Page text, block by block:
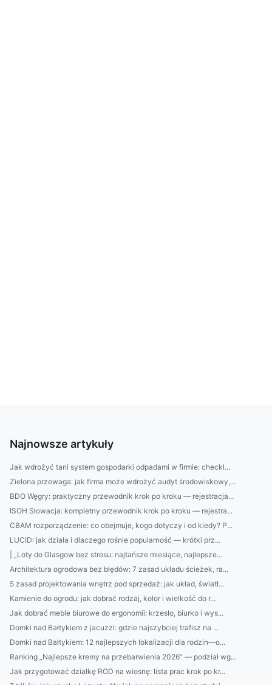
Najnowsze artykuły
Jak wdrożyć tani system gospodarki odpadami w firmie: checkl...
Zielona przewaga: jak firma może wdrożyć audyt środowiskowy,...
BDO Węgry: praktyczny przewodnik krok po kroku — rejestracja...
ISOH Słowacja: kompletny przewodnik krok po kroku — rejestra...
CBAM rozporządzenie: co obejmuje, kogo dotyczy i od kiedy? P...
LUCID: jak działa i dlaczego rośnie popularność — krótki prz...
| „Loty do Glasgow bez stresu: najtańsze miesiące, najlepsze...
Architektura ogrodowa bez błędów: 7 zasad układu ścieżek, ra...
5 zasad projektowania wnętrz pod sprzedaż: jak układ, światł...
Kamienie do ogrodu: jak dobrać rodzaj, kolor i wielkość do r...
Jak dobrać meble biurowe do ergonomii: krzesło, biurko i wys...
Domki nad Bałtykiem z jacuzzi: gdzie najszybciej trafisz na ...
Domki nad Bałtykiem: 12 najlepszych lokalizacji dla rodzin—o...
Ranking „Najlepsze kremy na przebarwienia 2026” — podział wg...
Jak przygotować działkę ROD na wiosnę: lista prac krok po kr...